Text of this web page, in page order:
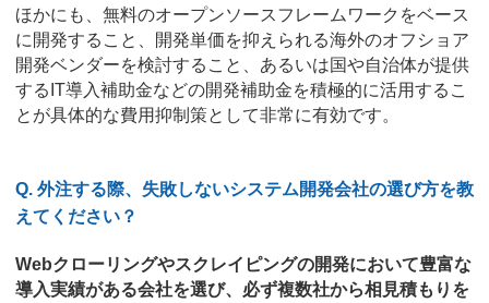
ほかにも、無料のオープンソースフレームワークをベース
に開発すること、開発単価を抑えられる海外のオフショア
開発ベンダーを検討すること、あるいは国や自治体が提供
するIT導入補助金などの開発補助金を積極的に活用するこ
とが具体的な費用抑制策として非常に有効です。
Q. 外注する際、失敗しないシステム開発会社の選び方を教
えてください？
Webクローリングやスクレイピングの開発において豊富な
導入実績がある会社を選び、必ず複数社から相見積もりを